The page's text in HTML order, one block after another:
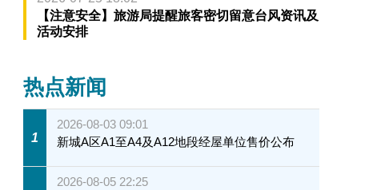
【注意安全】旅游局提醒旅客密切留意台风资讯及
活动安排
热点新闻
1
2026-08-03 09:01
新城A区A1至A4及A12地段经屋单位售价公布
2026-08-05 22:25